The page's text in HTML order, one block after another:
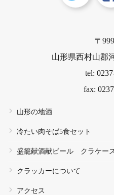
〒
山形県西村山郡
tel:
fax:
山形の地酒
冷たい肉そば5食セット
盛籠献酒献ビール クラケー
クラッカーについて
アクセス